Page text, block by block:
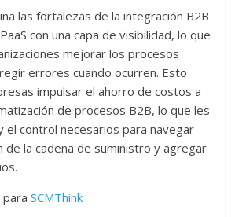
las fortalezas de la integración B2B
con una capa de visibilidad, lo que
mejorar los procesos
errores cuando ocurren. Esto
impulsar el ahorro de costos a
de procesos B2B, lo que les
el control necesarios para navegar
de la cadena de suministro y agregar
SCMThink